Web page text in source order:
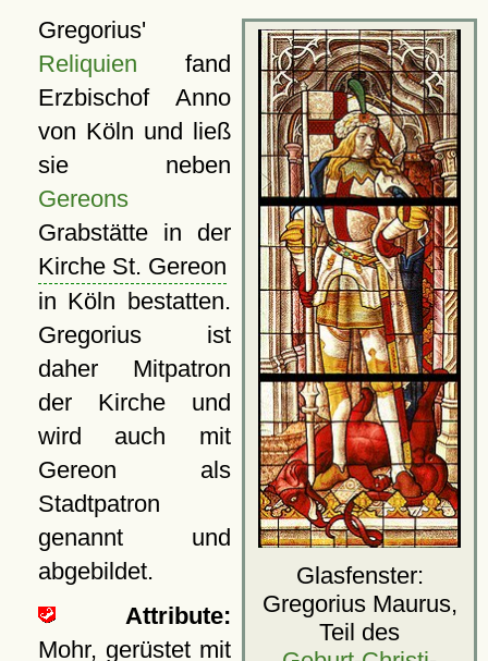
Glasfenster:
Gregorius Maurus,
Teil des
Gregorius'
Reliquien fand
Erzbischof Anno
von Köln und ließ
sie neben
Gereons
Grabstätte in der
Kirche St. Gereon
in Köln bestatten.
Gregorius ist
daher Mitpatron
der Kirche und
wird auch mit
Gereon als
Stadtpatron
genannt und
abgebildet.
Attribute:
Mohr, gerüstet mit